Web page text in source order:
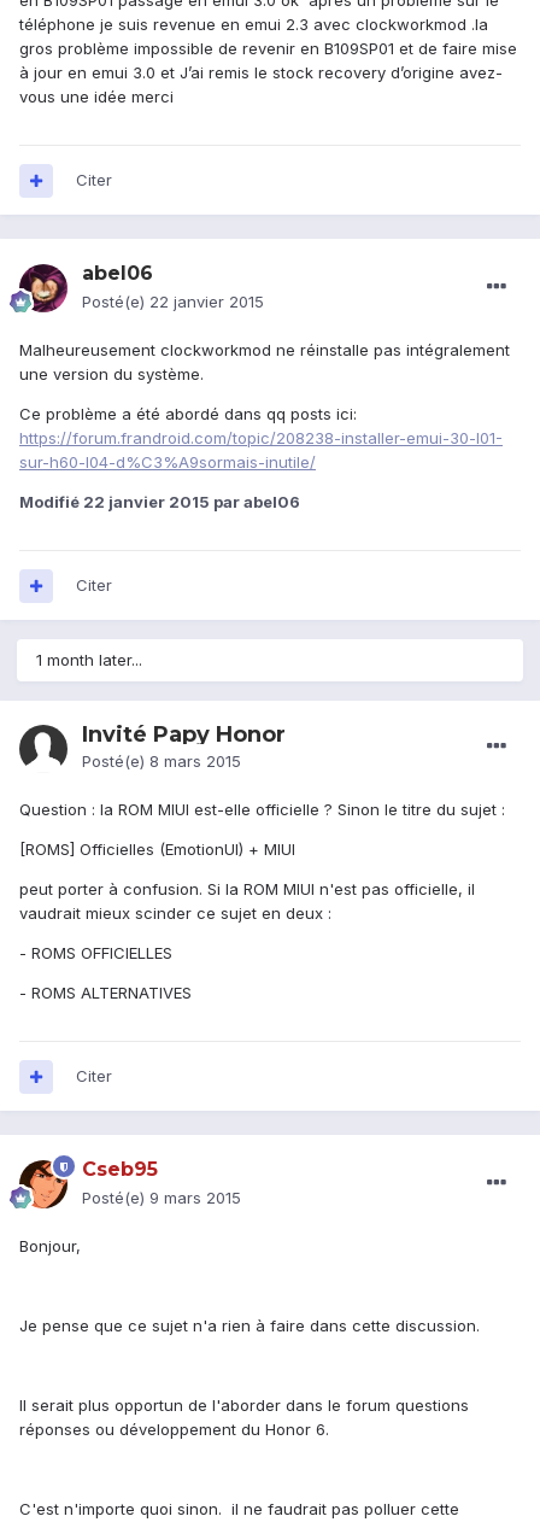
téléphone je suis revenue en emui 2.3 avec clockworkmod .la
gros problème impossible de revenir en B109SP01 et de faire mise
à jour en emui 3.0 et J’ai remis le stock recovery d’origine avez-
vous une idée merci
Citer
abel06
Posté(e) 22 janvier 2015
Malheureusement clockworkmod ne réinstalle pas intégralement
une version du système.
Ce problème a été abordé dans qq posts ici:
https://forum.frandroid.com/topic/208238-installer-emui-30-l01-
sur-h60-l04-d%C3%A9sormais-inutile/
Modifié 22 janvier 2015 par abel06
Citer
1 month later...
Invité Papy Honor
Posté(e) 8 mars 2015
Question : la ROM MIUI est-elle officielle ? Sinon le titre du sujet :
[ROMS] Officielles (EmotionUI) + MIUI
peut porter à confusion. Si la ROM MIUI n'est pas officielle, il
vaudrait mieux scinder ce sujet en deux :
- ROMS OFFICIELLES
- ROMS ALTERNATIVES
Citer
Cseb95
Posté(e) 9 mars 2015
Bonjour,
Je pense que ce sujet n'a rien à faire dans cette discussion.
Il serait plus opportun de l'aborder dans le forum questions
réponses ou développement du Honor 6.
C'est n'importe quoi sinon. il ne faudrait pas polluer cette